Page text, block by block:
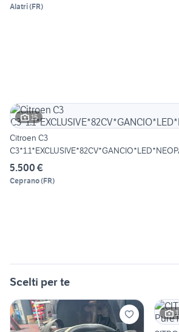
Alatri(FR)
15
Citroen C3
5.500 €
Ceprano(FR)
Scelti per te